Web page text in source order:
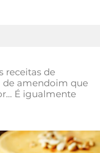
receitas de
de amendoim que
É igualmente